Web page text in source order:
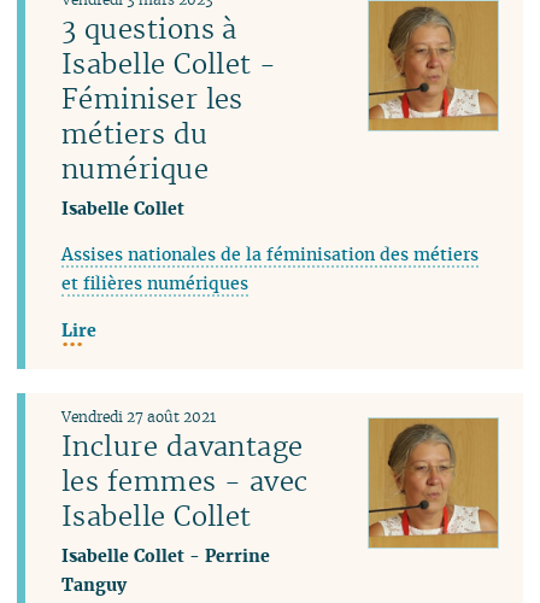
3 questions à
Isabelle Collet -
Féminiser les
métiers du
numérique
Isabelle Collet
Assises nationales de la féminisation des métiers
et filières numériques
Lire
Inclure davantage
les femmes - avec
Isabelle Collet
Vendredi 27 août 2021
Isabelle Collet -Perrine
Tanguy